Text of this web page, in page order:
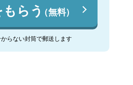
らう（無料）
らない封筒で郵送します